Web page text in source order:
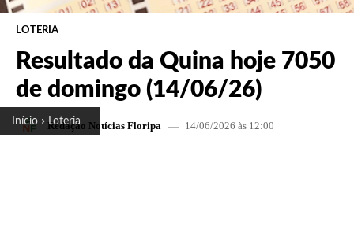
Início Loteria
LOTERIA
Resultado da Quina hoje 7050
de domingo (14/06/26)
Redação Notícias Floripa 14/06/2026 às 12:00